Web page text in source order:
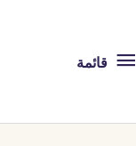
قائمة
قائمة